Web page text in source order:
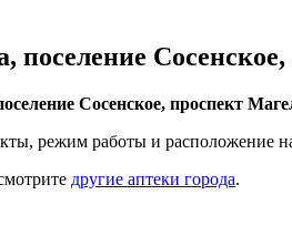
Сосенское, проспект
режим работы и расположение
другие аптеки города.